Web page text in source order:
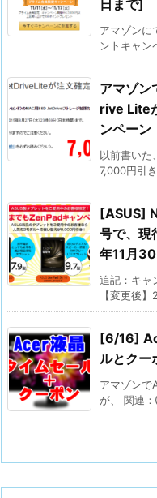
日まで]
アマゾンに
ントキャン
アマゾ
rive Lite
ンペーン
以前書い
7,000円引
[ASUS]
号で、
年11月
追記：キャ
【変更後
[6/16]
ルとクー
アマゾンで
が、 関連